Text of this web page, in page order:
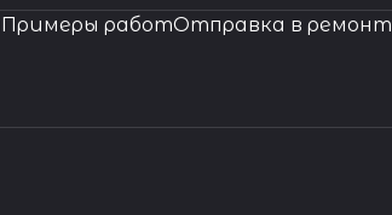
Примеры работОтправка в ремонт